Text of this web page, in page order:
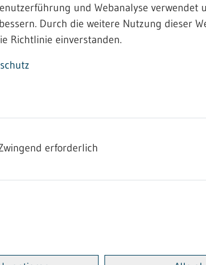
Festsetzung von Entgelten
und Metallzierartikeln in Heimarbeit
Festsetzung von Entgelten
und Metallzierartikeln in Heimarbeit
Festsetzung über Urlaub für die
und Webanalyse verwendet
Durch die weitere Nutzung dieser
Richtlinie einverstanden.
erforderlich